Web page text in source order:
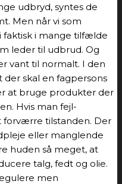
udbryd, syntes de
Men når vi som
faktisk i mange tilfælde
leder til udbrud. Og
vant til normalt. I den
skal en fagpersons
at bruge produkter der
Hvis man fejl-
forværre tilstanden. Der
eller manglende
huden så meget, at
talg, fedt og olie.
men